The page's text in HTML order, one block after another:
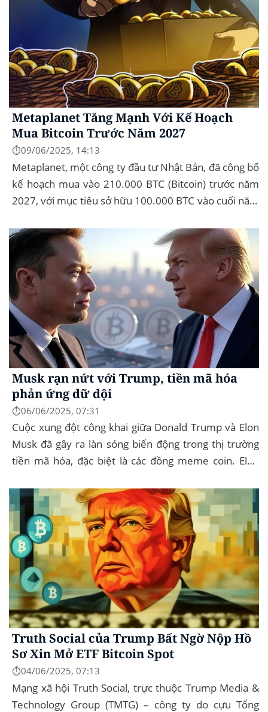
Metaplanet Tăng Mạnh Với Kế Hoạch
Mua Bitcoin Trước Năm 2027
⏱️09/06/2025, 14:13
Metaplanet, một công ty đầu tư Nhật Bản, đã công bố
kế hoạch mua vào 210.000 BTC (Bitcoin) trước năm
2027, với mục tiêu sở hữu 100.000 BTC vào cuối năm
Musk rạn nứt với Trump, tiền mã hóa
phản ứng dữ dội
⏱️06/06/2025, 07:31
Cuộc xung đột công khai giữa Donald Trump và Elon
Musk đã gây ra làn sóng biến động trong thị trường
tiền mã hóa, đặc biệt là các đồng meme coin. Elon
Government...
Truth Social của Trump Bất Ngờ Nộp Hồ
Sơ Xin Mở ETF Bitcoin Spot
⏱️04/06/2025, 07:13
Mạng xã hội Truth Social, trực thuộc Trump Media &
Technology Group (TMTG) – công ty do cựu Tổng